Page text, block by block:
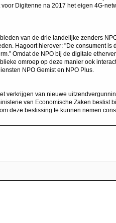
Digitenne na 2017 het eigen 4G-
van de drie landelijke zenders
Hagoort hierover: "De consument is
Omdat de NPO bij de digitale
omroep op deze manier ook
NPO Gemist en NPO Plus.
verkrijgen van nieuwe
van Economische Zaken beslist
deze beslissing te kunnen nemen